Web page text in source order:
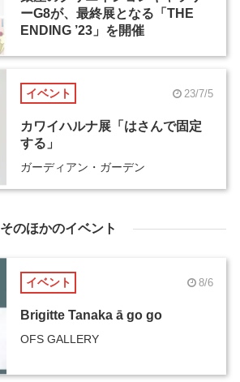
ーG8が、最終展となる「THE
ENDING ’23」を開催
イベント 23/7/5
カワイハルナ展「はさんで固定
する」
ガーディアン・ガーデン
そのほかのイベント
イベント 8/6
Brigitte Tanaka ā go go
OFS GALLERY